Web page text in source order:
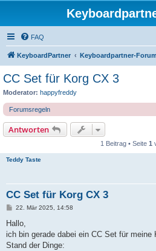
FAQ
KeyboardPartner Keyboardpartner-Forum
CC Set für Korg CX 3
Moderator: happyfreddy
Forumsregeln
Antworten
1 Beitrag • Seite 1
Teddy Taste
CC Set für Korg CX 3
B
i
r
a
22. Mär 2025, 14:58
Hallo,
ich bin gerade dabei ein CC Set für meine
Stand der Dinge: